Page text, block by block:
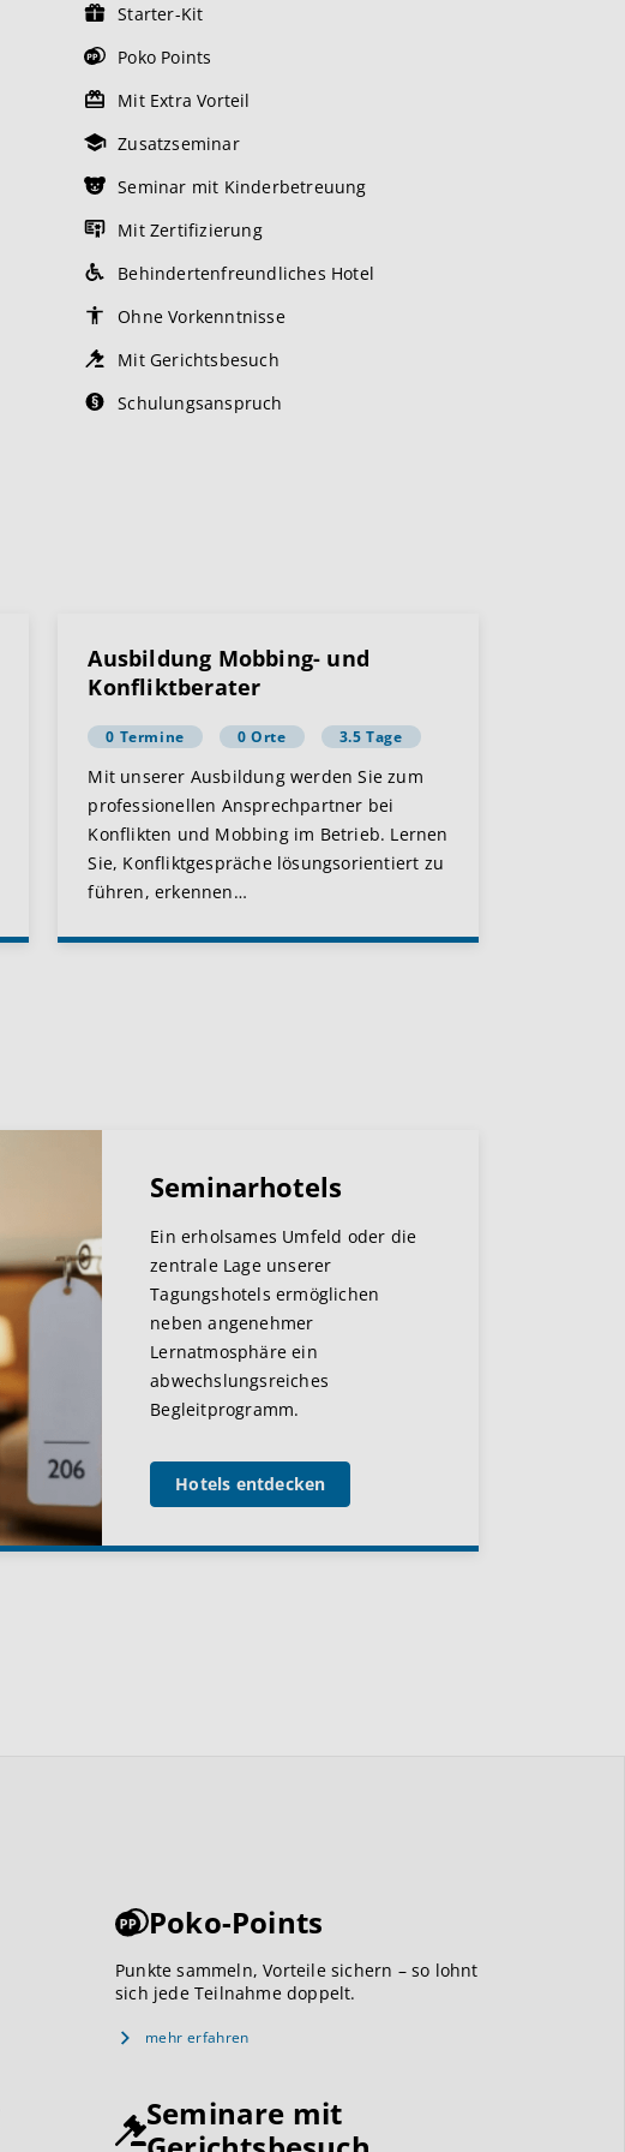
Starter-Kit
Poko Points
Mit Extra Vorteil
Zusatzseminar
Seminar mit Kinderbetreuung
Mit Zertifizierung
Behindertenfreundliches Hotel
Ohne Vorkenntnisse
Mit Gerichtsbesuch
Schulungsanspruch
Ausbildung Mobbing- und
Konfliktberater
0 Termine 0 Orte 3.5 Tage
Mit unserer Ausbildung werden Sie zum
professionellen Ansprechpartner bei
Konflikten und Mobbing im Betrieb. Lernen
Sie, Konfliktgespräche lösungsorientiert zu
führen, erkennen…
Seminarhotels
Ein erholsames Umfeld oder die
zentrale Lage unserer
Tagungshotels ermöglichen
neben angenehmer
Lernatmosphäre ein
abwechslungsreiches
Begleitprogramm.
Hotels entdecken
Poko-Points
Punkte sammeln, Vorteile sichern – so lohnt
sich jede Teilnahme doppelt.
mehr erfahren
Seminare mit